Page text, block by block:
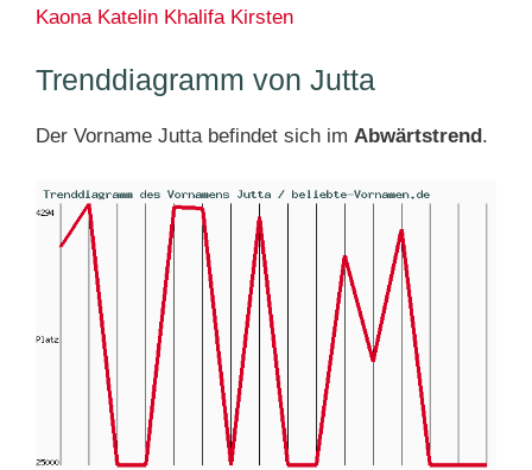
Kaona Katelin Khalifa Kirsten
Trenddiagramm von Jutta
Der Vorname Jutta befindet sich im Abwärtstrend.